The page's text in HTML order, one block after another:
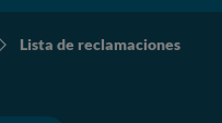
Lista de reclamaciones